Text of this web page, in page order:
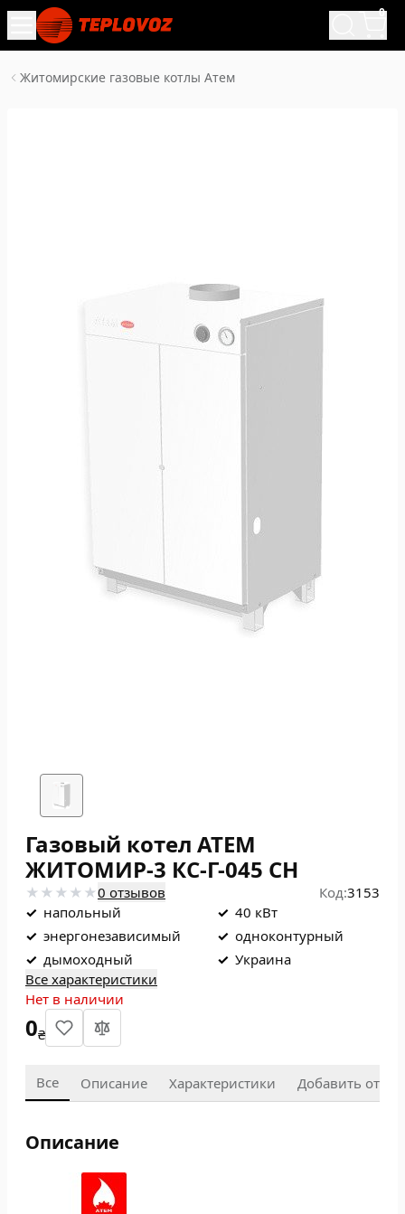
0
Житомирские газовые котлы Атем
Газовый котел ATEM
ЖИТОМИР-3 КС-Г-045 СН
0 отзывов Код:3153
✓ напольный ✓ 40 кВт
✓ энергонезависимый ✓ одноконтурный
✓ дымоходный ✓ Украина
Все характеристики
Нет в наличии
0₴
Все Описание Характеристики Добавить отзыв
Описание